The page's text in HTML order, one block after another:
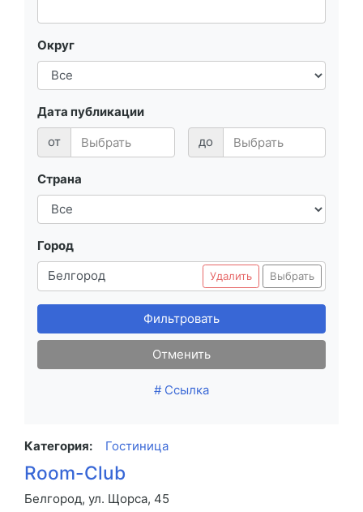
Округ
Дата публикации
от
до
Страна
Город
Белгород
Удалить Выбрать
Фильтровать
Отменить
# Ссылка
Категория: Гостиница
Room-Club
Белгород, ул. Щорса, 45